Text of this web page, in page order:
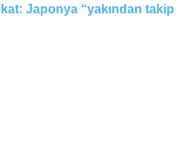
Japonya “yakından takip